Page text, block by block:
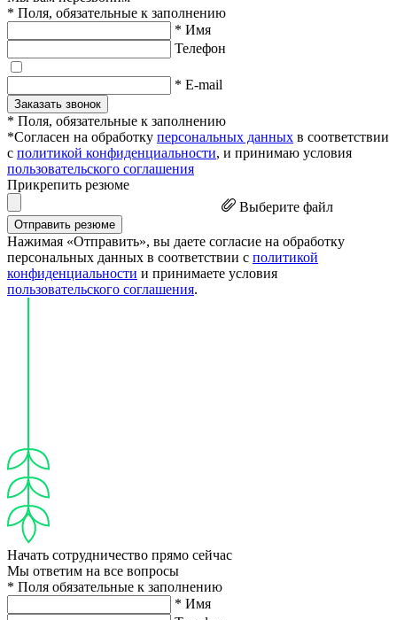
* Поля, обязательные к заполнению
* Имя
Телефон
* E-mail
Заказать звонок
* Поля, обязательные к заполнению
*Согласен на обработку персональных данных в соответствии
с политикой конфиденциальности, и принимаю условия
пользовательского соглашения
Прикрепить резюме
Выберите файл
Отправить резюме
Нажимая «Отправить», вы даете согласие на обработку
персональных данных в соответствии с политикой
конфиденциальности и принимаете условия
пользовательского соглашения.
Начать сотрудничество прямо сейчас
Мы ответим на все вопросы
* Поля обязательные к заполнению
* Имя